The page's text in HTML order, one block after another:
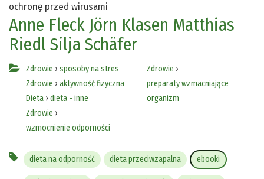
ochronę przed wirusami
Anne Fleck Jörn Klasen Matthias
Riedl Silja Schäfer
Zdrowie › sposoby na stres
Zdrowie › aktywność fizyczna
Dieta › dieta - inne
Zdrowie ›
wzmocnienie odporności
Zdrowie ›
preparaty wzmacniające
organizm
dieta na odporność dieta przeciwzapalna ebooki